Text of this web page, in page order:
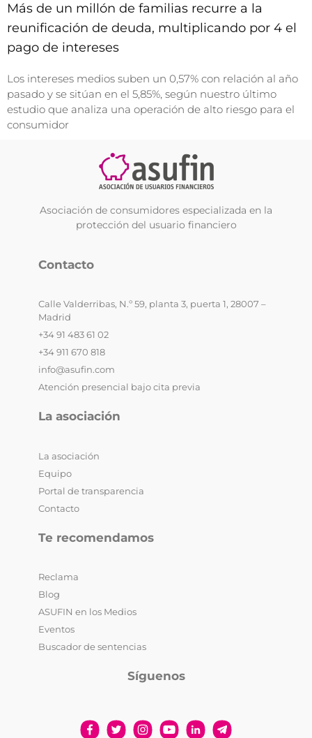
Más de un millón de familias recurre a la
reunificación de deuda, multiplicando por 4 el
pago de intereses
Los intereses medios suben un 0,57% con relación al año
pasado y se sitúan en el 5,85%, según nuestro último
estudio que analiza una operación de alto riesgo para el
consumidor
Asociación de consumidores especializada en la
protección del usuario financiero
Contacto
Calle Valderribas, N.º 59, planta 3, puerta 1, 28007 –
Madrid
+34 91 483 61 02
+34 911 670 818
info@asufin.com
Atención presencial bajo cita previa
La asociación
La asociación
Equipo
Portal de transparencia
Contacto
Te recomendamos
Reclama
Blog
ASUFIN en los Medios
Eventos
Buscador de sentencias
Síguenos